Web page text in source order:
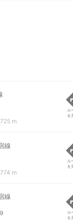
m
ル
を
線
m
ル
を
線
ル
を